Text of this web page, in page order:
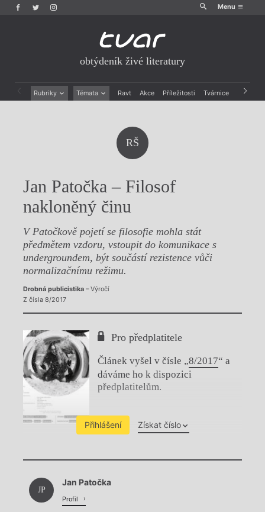
Menu
obtýdeník živé literatury
Rubriky Témata Ravt Akce Příležitosti Tvárnice Archiv
Výroční ceny
RŠ
Jan Patočka – Filosof
nakloněný činu
V Patočkově pojetí se filosofie mohla stát
předmětem vzdoru, vstoupit do komunikace s
undergroundem, být součástí rezistence vůči
normalizačnímu režimu.
Drobná publicistika– Výročí
Z čísla 8/2017
Pro předplatitele
Článek vyšel v čísle „8/2017“ a
dáváme ho k dispozici
předplatitelům.
Přihlášení Získat číslo
Chviličku.
JP
Jan Patočka
Profil